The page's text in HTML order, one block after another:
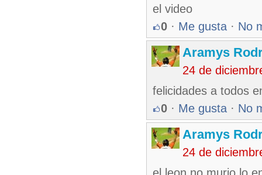
el video
0 · Me gusta · No
Aramys
24 de
felicidades a todos
0 · Me gusta · No
Aramys
24 de